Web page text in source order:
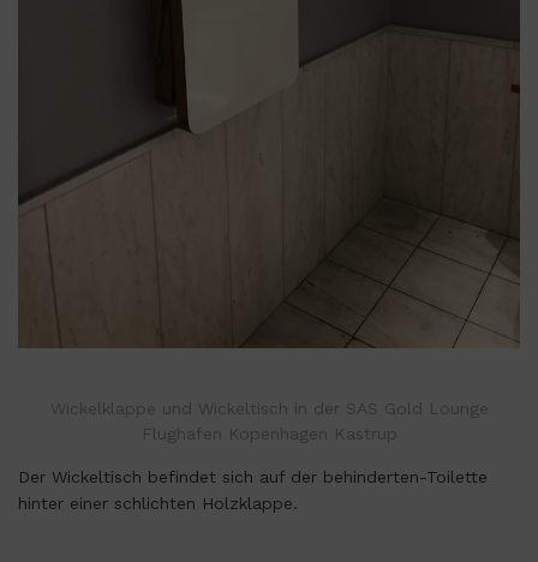
Wickelklappe und Wickeltisch in der SAS Gold Lounge
Flughafen Kopenhagen Kastrup
Der Wickeltisch befindet sich auf der behinderten-Toilette
hinter einer schlichten Holzklappe.